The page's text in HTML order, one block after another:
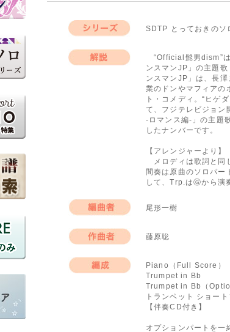
SDTP とっておきのソ
“Official髭男dism”は
ンスマンJP」の主題
ンスマンJP」は、長
業のドンやマフィアの
ト・コメディ。“ヒゲ
て、フジテレビジョン
-ロマンス編-」の主題
したナンバーです。
【アレンジャーより】
メロディは歌詞と同
間奏は原曲のソロパー
して、Trp.はⒼから演
尾形一樹
藤原聡
Piano（Full Score）
Trumpet in Bb
Trumpet in Bb（
トランペット ショート
【伴奏CD付き】
オプションパートを一